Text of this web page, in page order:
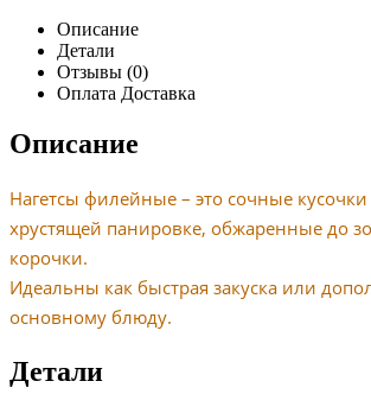
Описание
Детали
Отзывы (0)
Оплата Доставка
Описание
Нагетсы филейные – это сочные
хрустящей панировке, обжаренные до
корочки.
Идеальны как быстрая закуска или
основному блюду.
Детали